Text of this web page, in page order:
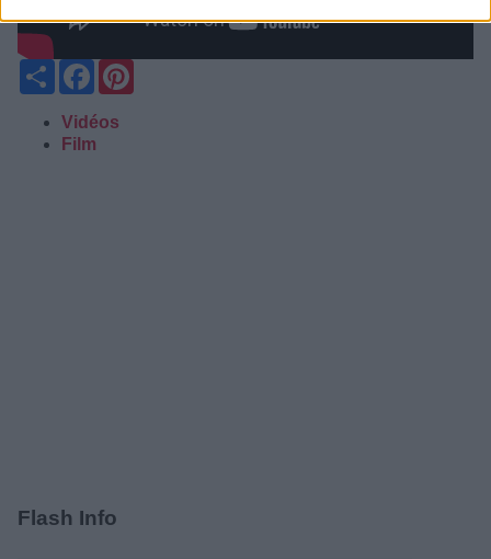
PartagerFacebook
Vidéos
Film
Flash Info